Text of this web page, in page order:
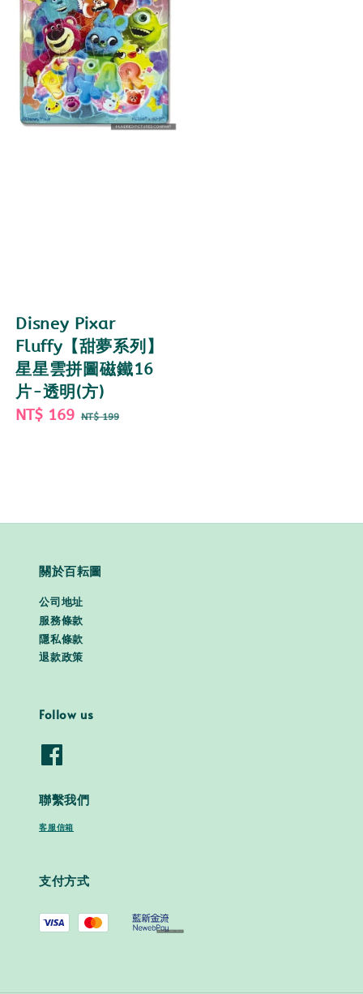
Disney Pixar
Fluffy【甜夢系列】
星星雲拼圖磁鐵16
片-透明(方)
Sale
NT$ 169 Regular
NT$ 199
關於百耘圖
公司地址
服務條款
隱私條款
退款政策
Follow us
聯繫我們
客服信箱
支付方式